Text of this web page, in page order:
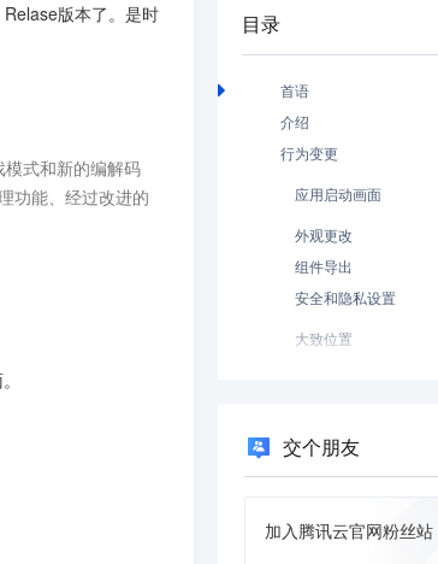
版本了。是时
功能、经过改进的
目录
首语
介绍
行为变更
应用启动画面
外观更改
组件导出
安全和隐私设置
大致位置
待处理 intent 可变性
精确的闹钟权限
交个朋友
加入腾讯云官网粉丝站